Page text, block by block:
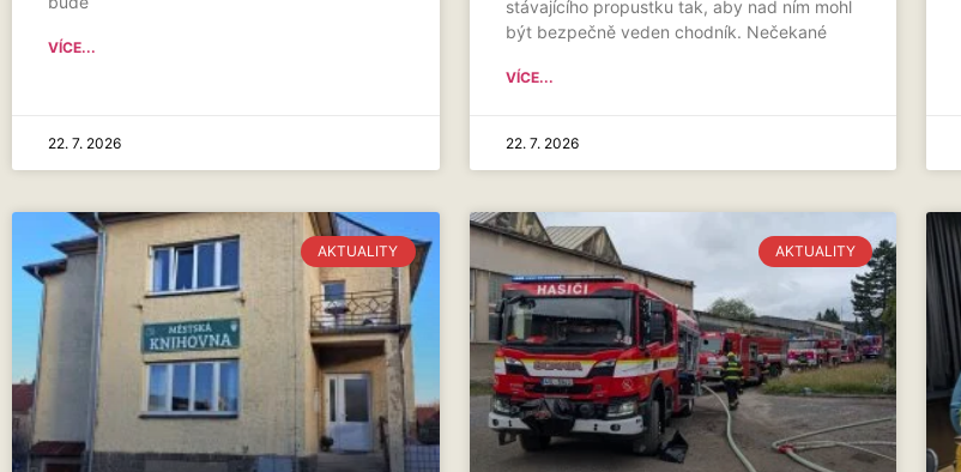
VÍCE...
22. 7. 2026
stávajícího propustku tak, aby nad ním mohl
být bezpečně veden chodník. Nečekané
VÍCE...
22. 7. 2026
AKTUALITY AKTUALITY